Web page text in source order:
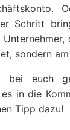
Schritt
sondern
bei euch
in die
Tipp dazu!